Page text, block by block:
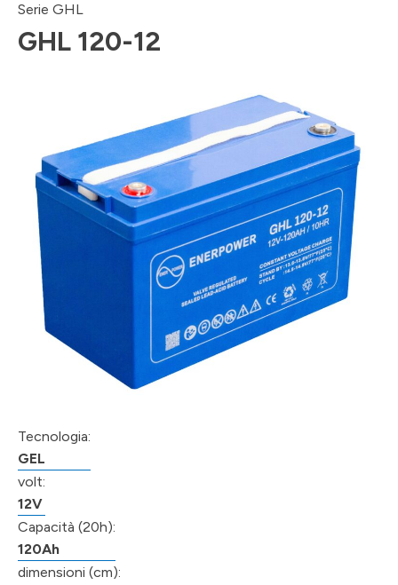
Serie GHL
GHL 120-12
Tecnologia:
GEL
volt:
12V
Capacità (20h):
120Ah
dimensioni (cm):